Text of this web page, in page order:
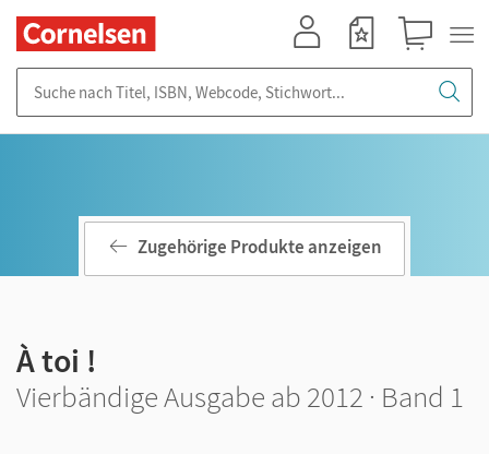
Zugehörige Produkte anzeigen
À toi !
Vierbändige Ausgabe ab 2012 · Band 1